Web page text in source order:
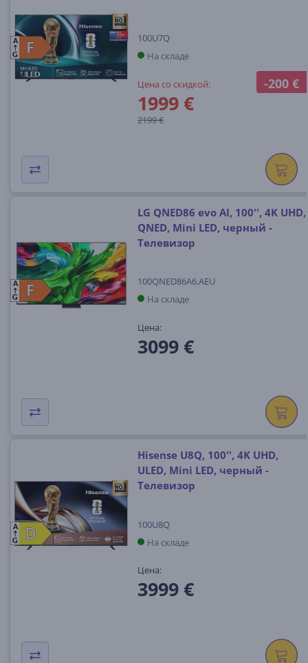
-200 €
F
F
A
G
100U7Q
На складе
Цена со скидкой:
1999 €
2199 €
F
F
A
G
LG QNED86 evo AI, 100'', 4K UHD,
QNED, Mini LED, черный -
Телевизор
100QNED86A6.AEU
На складе
Цена:
3099 €
D
D
A
G
Hisense U8Q, 100'', 4K UHD,
ULED, Mini LED, черный -
Телевизор
100U8Q
На складе
Цена:
3999 €